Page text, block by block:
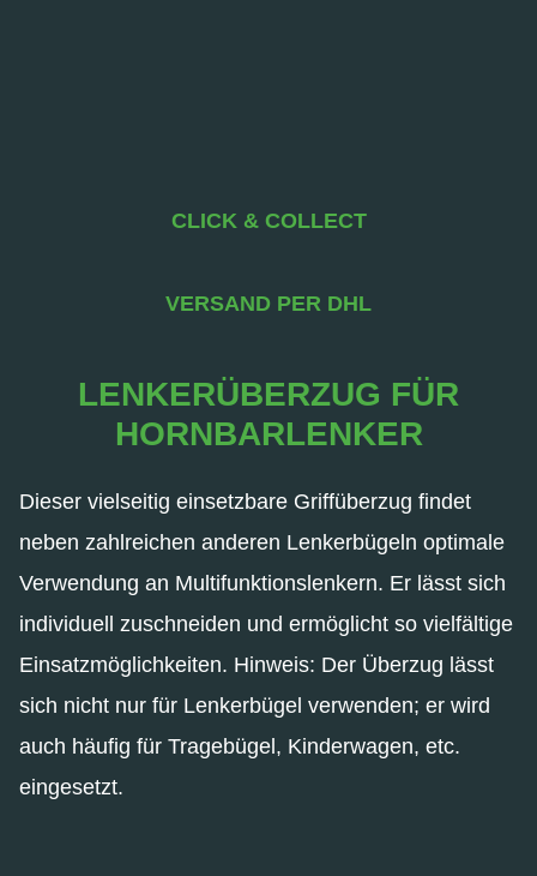
CLICK & COLLECT
VERSAND PER DHL
LENKERÜBERZUG FÜR
HORNBARLENKER
Dieser vielseitig einsetzbare Griffüberzug findet
neben zahlreichen anderen Lenkerbügeln optimale
Verwendung an Multifunktionslenkern. Er lässt sich
individuell zuschneiden und ermöglicht so vielfältige
Einsatzmöglichkeiten. Hinweis: Der Überzug lässt
sich nicht nur für Lenkerbügel verwenden; er wird
auch häufig für Tragebügel, Kinderwagen, etc.
eingesetzt.